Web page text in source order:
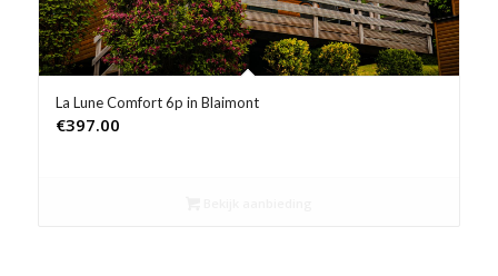
La Lune Comfort 6p in Blaimont
€397.00